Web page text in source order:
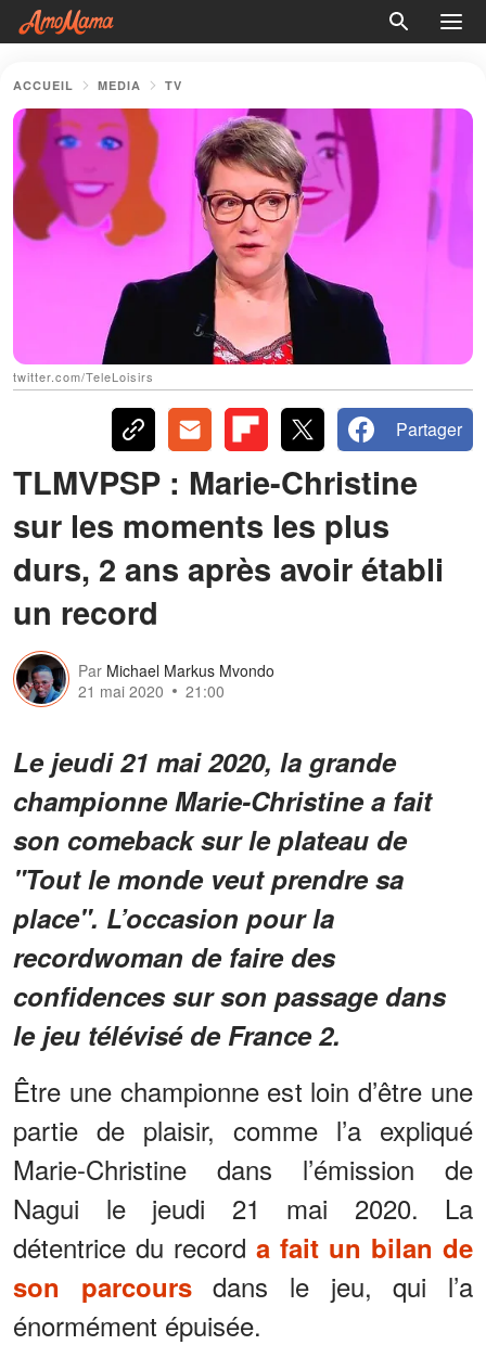
ACCUEIL MEDIA TV
twitter.com/TeleLoisirs
Partager
TLMVPSP : Marie-Christine
sur les moments les plus
durs, 2 ans après avoir établi
un record
Par Michael Markus Mvondo
21 mai 2020
21:00
Le jeudi 21 mai 2020, la grande
championne Marie-Christine a fait
son comeback sur le plateau de
"Tout le monde veut prendre sa
place". L’occasion pour la
recordwoman de faire des
confidences sur son passage dans
le jeu télévisé de France 2.
Être une championne est loin d’être une
partie de plaisir, comme l’a expliqué
Marie-Christine dans l’émission de
Nagui le jeudi 21 mai 2020. La
détentrice du record a fait un bilan de
son parcoursdans le jeu, qui l’a
énormément épuisée.